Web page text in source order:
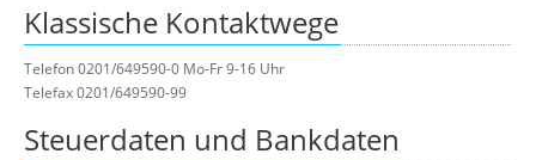
Klassische Kontaktwege
Telefon 0201/649590-0 Mo-Fr 9-16 Uhr
Telefax 0201/649590-99
Steuerdaten und Bankdaten